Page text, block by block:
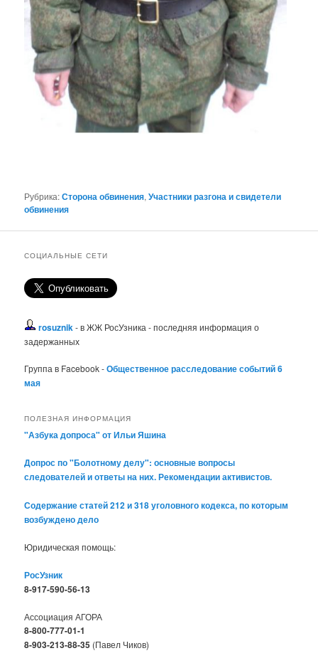
Рубрика:Сторона обвинения,Участники разгона и свидетели
обвинения
СОЦИАЛЬНЫЕ СЕТИ
rosuznik- в ЖЖ РосУзника - последняя информация о
задержанных
Группа в Facebook -Общественное расследование событий 6
мая
ПОЛЕЗНАЯ ИНФОРМАЦИЯ
"Азбука допроса" от Ильи Яшина
Допрос по "Болотному делу": основные вопросы
следователей и ответы на них. Рекомендации активистов.
Содержание статей 212 и 318 уголовного кодекса, по которым
возбуждено дело
Юридическая помощь:
РосУзник
8-917-590-56-13
Ассоциация АГОРА
8-800-777-01-1
8-903-213-88-35 (Павел Чиков)